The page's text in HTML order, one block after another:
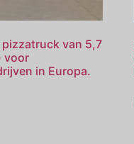
van 5,7
voor
in Europa.